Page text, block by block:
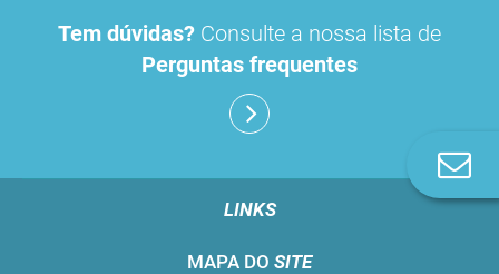
Tem dúvidas? Consulte a nossa lista de
Perguntas frequentes
LINKS
MAPA DO SITE